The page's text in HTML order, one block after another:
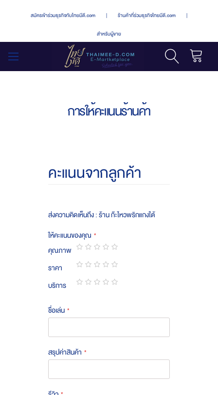
สมัครเข้าร่วมธุรกิจกับไทยมีดี.com | ร้านค้าที่ร่วมธุรกิจไทยมีดี.com |
สำหรับผู้ขาย
การให้คะแนนร้านค้า
คะแนนจากลูกค้า
ส่งความคิดเห็นถึง : ร้าน ก๊ะไหวพริกแกงใต้
ให้คะแนนของคุณ
คุณภาพ
1
star
2
stars
3
stars
4
stars
5
stars
ราคา
1
star
2
stars
3
stars
4
stars
5
stars
บริการ
ชื่อเล่น
สรุปค่าสินค้า